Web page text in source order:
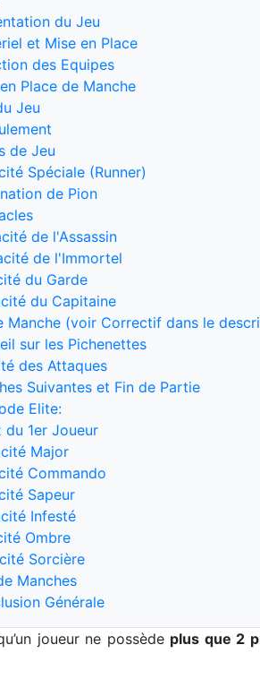
du Jeu
et Mise en Place
des Equipes
Place de Manche
Jeu
de Jeu
Spéciale (Runner)
de Pion
de l'Assassin
de l'Immortel
du Garde
du Capitaine
Manche (voir Correctif dans le
sur les Pichenettes
des Attaques
Suivantes et Fin de Partie
Elite:
du 1er Joueur
Major
Commando
Sapeur
Infesté
Ombre
Sorcière
Manches
Générale
joueur ne possède plus que 2